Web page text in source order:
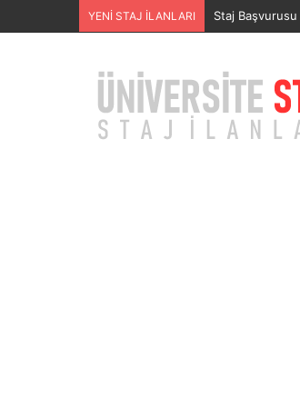
YENİ STAJ İLANLARI SECURITAS